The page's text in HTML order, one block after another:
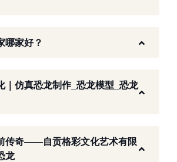
彩文化艺术有限公司扎根本地产
力，为各地客户提供史前主题相
构建恐龙产业全链服务
仿真模型生产的恐龙制作工厂，
哪家好？
｜仿真恐龙制作_恐龙模型_恐龙
传奇——自贡格彩文化艺术有限
龙